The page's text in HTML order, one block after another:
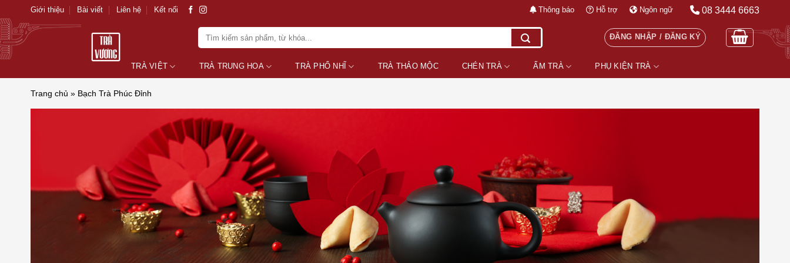
to
content
Giới thiệu Bài viết Liên hệ Kết nối Thông báo Hỗ trợ Ngôn ngữ 08 3444 6663
Tìm
ĐĂNG NHẬP / ĐĂNG KÝ
TRÀ VIỆT TRÀ TRUNG HOA TRÀ PHỔ NHĨ TRÀ THẢO MỘC CHÉN TRÀ ẤM TRÀ PHỤ KIỆN TRÀ
Trang chủ » Bạch Trà Phúc Đỉnh